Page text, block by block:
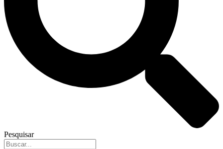
Pesquisar